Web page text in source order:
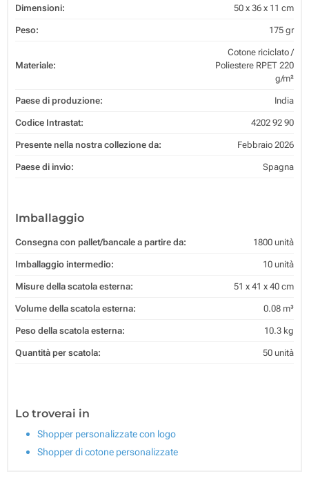
Dimensioni: 50 x 36 x 11 cm
Peso: 175 gr
Materiale:
Cotone riciclato /
Poliestere RPET 220
g/m²
Paese di produzione: India
Codice Intrastat: 4202 92 90
Presente nella nostra collezione da: Febbraio 2026
Paese di invio: Spagna
Imballaggio
Consegna con pallet/bancale a partire da: 1800 unità
Imballaggio intermedio: 10 unità
Misure della scatola esterna: 51 x 41 x 40 cm
Volume della scatola esterna: 0.08 m³
Peso della scatola esterna: 10.3 kg
Quantità per scatola: 50 unità
Lo troverai in
Shopper personalizzate con logo
Shopper di cotone personalizzate